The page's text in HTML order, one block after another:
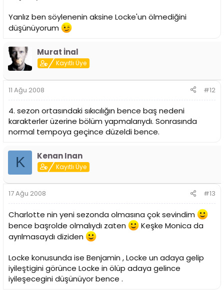
Yanlız ben söylenenin aksine Locke'un ölmediğini
düşünüyorum
Murat İnal
Kayıtlı Üye
11 Ağu 2008 #12
4. sezon ortasındaki sıkıcılığın bence baş nedeni
karakterler üzerine bölüm yapmalarıydı. Sonrasında
normal tempoya geçince düzeldi bence.
K Kenan Inan
Kayıtlı Üye
17 Ağu 2008 #13
Charlotte nin yeni sezonda olmasına çok sevindim
bence başrolde olmalıydı zaten
Keşke Monica da
ayrılmasaydı diziden
Locke konusunda ise Benjamin , Locke un adaya gelip
iyileştigini görünce Locke in ölüp adaya gelince
iyileşecegini düşünüyor bence .